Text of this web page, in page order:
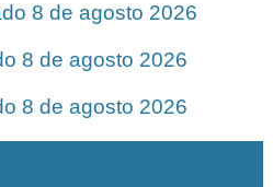
8 de agosto 2026
8 de agosto 2026
8 de agosto 2026